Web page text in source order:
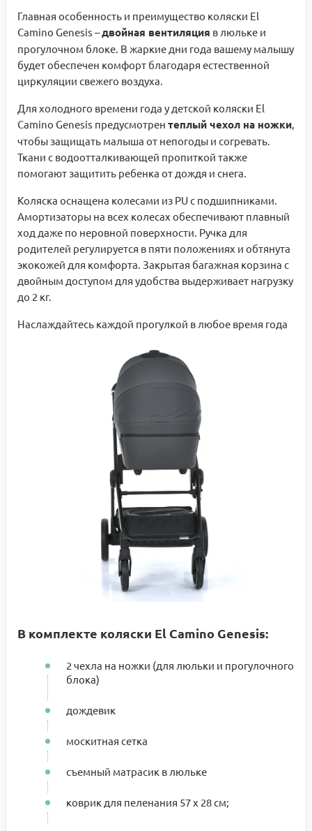
Главная особенность и преимущество коляски El
Camino Genesis –двойная вентиляция в люльке и
прогулочном блоке. В жаркие дни года вашему малышу
будет обеспечен комфорт благодаря естественной
циркуляции свежего воздуха.
Для холодного времени года у детской коляски El
Camino Genesis предусмотрен теплый чехол на ножки,
чтобы защищать малыша от непогоды и согревать.
Ткани с водоотталкивающей пропиткой также
помогают защитить ребенка от дождя и снега.
Коляска оснащена колесами из PU с подшипниками.
Амортизаторы на всех колесах обеспечивают плавный
ход даже по неровной поверхности. Ручка для
родителей регулируется в пяти положениях и обтянута
экокожей для комфорта. Закрытая багажная корзина с
двойным доступом для удобства выдерживает нагрузку
до 2 кг.
Наслаждайтесь каждой прогулкой в любое время года
В комплекте коляски El Camino Genesis:
2 чехла на ножки (для люльки и прогулочного
блока)
дождевик
москитная сетка
съемный матрасик в люльке
коврик для пеленания 57 х 28 см;